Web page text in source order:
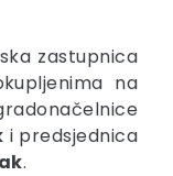
zastupnica
na
i predsjednica
.